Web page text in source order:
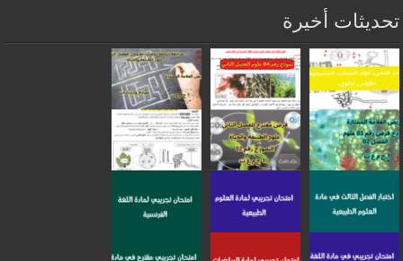
تحديثات أخيرة